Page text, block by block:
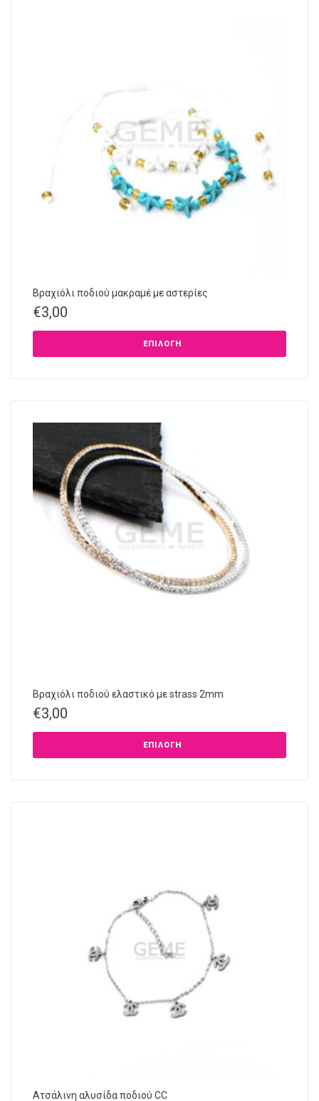
Βραχιόλι ποδιού μακραμέ με αστερίες
€3,00
ΕΠΙΛΟΓΉ
Βραχιόλι ποδιού ελαστικό με strass 2mm
€3,00
ΕΠΙΛΟΓΉ
Ατσάλινη αλυσίδα ποδιού CC